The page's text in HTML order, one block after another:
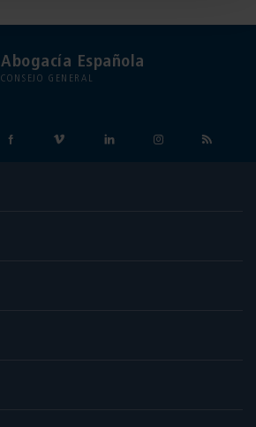
Abogacía Española
CONSEJO GENERAL